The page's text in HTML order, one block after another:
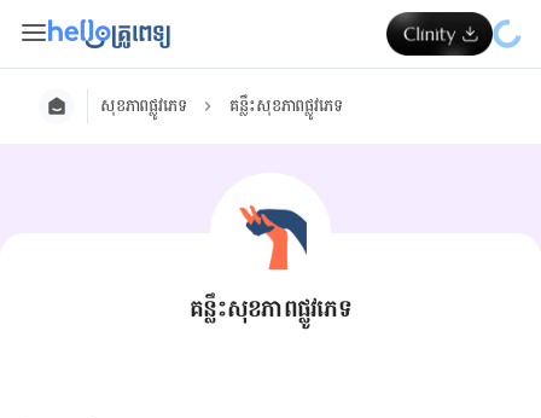
សុខភាពផ្លូវភេទ គន្លឹះសុខភាពផ្លូវភេទ
គន្លឹះសុខភាពផ្លូវភេទ